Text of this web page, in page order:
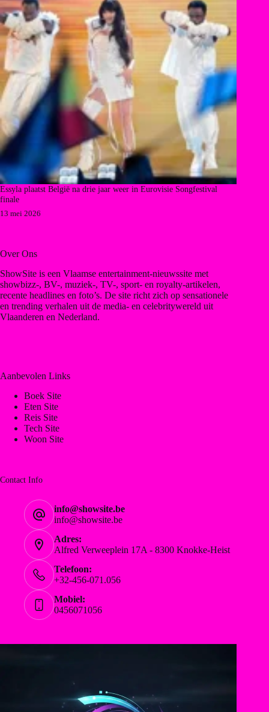
Essyla plaatst België na drie jaar weer in Eurovisie Songfestival
finale
13 mei 2026
Over Ons
ShowSite is een Vlaamse entertainment-nieuwssite met
showbizz-, BV-, muziek-, TV-, sport- en royalty-artikelen,
recente headlines en foto’s. De site richt zich op sensationele
en trending verhalen uit de media- en celebritywereld uit
Vlaanderen en Nederland.
Aanbevolen Links
Boek Site
Eten Site
Reis Site
Tech Site
Woon Site
Contact Info
info@showsite.be
info@showsite.be
Adres:
Alfred Verweeplein 17A - 8300 Knokke-Heist
Telefoon:
+32-456-071.056
Mobiel:
0456071056